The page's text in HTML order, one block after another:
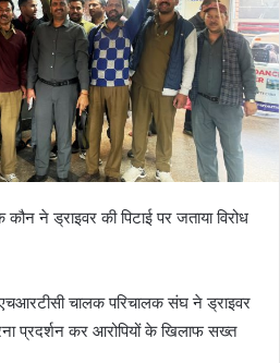
ने ड्राइवर की पिटाई पर जताया विरोध
चालक परिचालक संघ ने ड्राइवर
प्रदर्शन कर आरोपियों के खिलाफ सख्त